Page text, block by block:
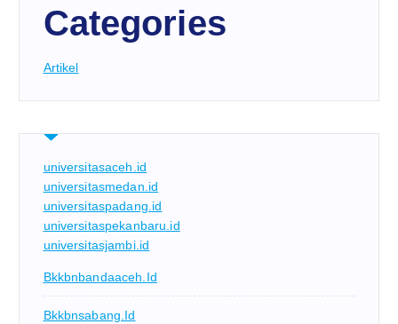
Categories
Artikel
universitasaceh.id
universitasmedan.id
universitaspadang.id
universitaspekanbaru.id
universitasjambi.id
Bkkbnbandaaceh.id
Bkkbnsabang.id